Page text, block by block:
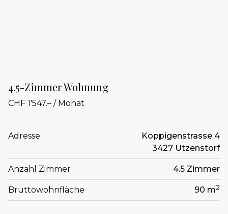
4.5-Zimmer Wohnung
CHF 1'547.– / Monat
Adresse
Koppigenstrasse 4
3427 Utzenstorf
Anzahl Zimmer 4.5 Zimmer
Bruttowohnfläche 90 m2